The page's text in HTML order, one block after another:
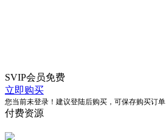
SVIP会员免费
立即购买
您当前未登录！建议登陆后购买，可保存购买订单
付费资源